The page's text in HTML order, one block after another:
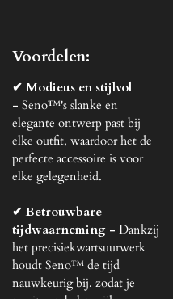
Voordelen:
✔ Modieus en stijlvol
- Seno™'s slanke en
elegante ontwerp past bij
elke outfit, waardoor het de
perfecte accessoire is voor
elke gelegenheid.
✔ Betrouwbare
tijdwaarneming - Dankzij
het precisiekwartsuurwerk
houdt Seno™ de tijd
nauwkeurig bij, zodat je